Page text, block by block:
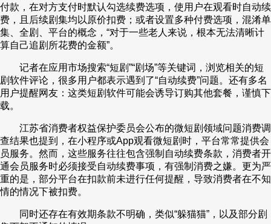
付款，在对方支付时默认勾选续费选项，使用户在观看时自动续
费，且后续剧集均以原价扣费；或者设置多种付费选项，混淆单
集、全剧、平台的概念，“对于一些老人来说，根本无法清晰计
算自己追剧所花费的金额”。
记者在应用市场搜索“短剧”“剧场”等关键词，浏览相关的短
剧软件评论，很多用户都表示遇到了“自动续费”问题。还有多名
用户提醒网友：这类短剧软件可能会诱导订购其他套餐，谨慎下
载。
江苏省消费者权益保护委员会公布的微短剧领域问题消费调
查结果也提到，在小程序或App观看微短剧时，平台常常提供会
员服务。然而，这些服务往往包含强制自动续费条款，消费者开
通会员服务时必须接受自动续费事项，有强制消费之嫌。更为严
重的是，部分平台在扣款前未进行任何提醒，导致消费者在不知
情的情况下被扣费。
同时还存在有效期条款不明确，类似“躲猫猫”，以及部分剧